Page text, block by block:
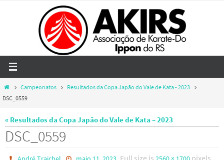
HomeCampeonatos
Resultados da Copa Japão do Vale de Kata - 2023
DSC_0559
« Resultados da Copa Japão do Vale de Kata – 2023
DSC_0559
Full size is pixels